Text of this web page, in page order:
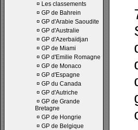
¤ Les classements
¤ GP de Bahrein
¤ GP d'Arabie Saoudite
¤ GP d'Australie
¤ GP d'Azerbaïdjan
¤ GP de Miami
¤ GP d'Emilie Romagne
¤ GP de Monaco
¤ GP d'Espagne
¤ GP du Canada
¤ GP d'Autriche
¤ GP de Grande
Bretagne
¤ GP de Hongrie
¤ GP de Belgique